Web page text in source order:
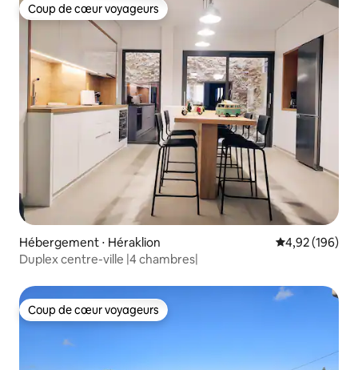
Coup de cœur voyageurs
Coup de cœur voyageurs
Hébergement ⋅ Héraklion Évaluation
4,92 (196)
Duplex centre-ville |4 chambres|
Coup de cœur voyageurs
Coup de cœur voyageurs